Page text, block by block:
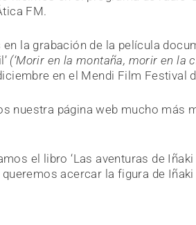
FM.
la grabación de la película
(‘Morir en la montaña, morir en la
en el Mendi Film Festival
nuestra página web mucho más
el libro ‘Las aventuras de Iñaki
queremos acercar la figura de